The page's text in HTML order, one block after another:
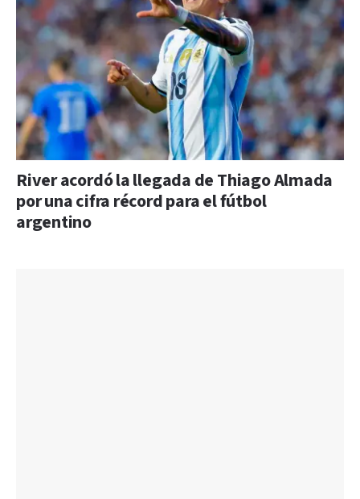
River acordó la llegada de Thiago Almada
por una cifra récord para el fútbol
argentino